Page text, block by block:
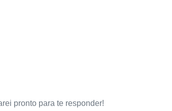
pronto para te responder!